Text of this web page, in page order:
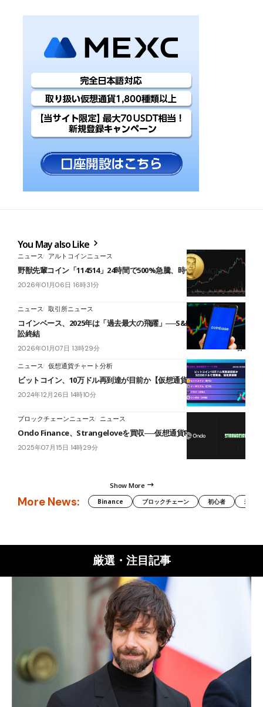
You May also Like
ニュース アルトコインニュース
野獣先輩コイン「114514」24時間で500%急騰、時価総額約60億円
2026年01月06日 16時31分
ニュース 取引所ニュース
コインベース、2025年は「過去最大の飛躍」──S&P500入り、SEC訴
訟終結
2026年01月07日 13時29分
ニュース 仮想通貨チャート分析
ビットコイン、10万ドル再到達が目前か【仮想通貨チャート分析】
2024年12月26日 14時10分
ブロックチェーンニュース ニュース
Ondo Finance、Strangeloveを買収──仮想通貨RWAに本腰
2025年07月15日 14時29分
Show More
More News: Binance ブロックチェーン 初心者 米国
厳選・注目記事